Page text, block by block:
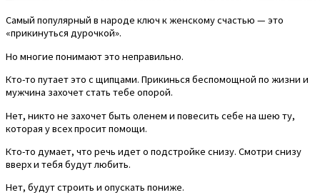
Самый популярный в народе ключ к женскому счастью — это
«прикинуться дурочкой».
Но многие понимают это неправильно.
Кто-то путает это с щипцами. Прикинься беспомощной по жизни и
мужчина захочет стать тебе опорой.
Нет, никто не захочет быть оленем и повесить себе на шею ту,
которая у всех просит помощи.
Кто-то думает, что речь идет о подстройке снизу. Смотри снизу
вверх и тебя будут любить.
Нет, будут строить и опускать пониже.